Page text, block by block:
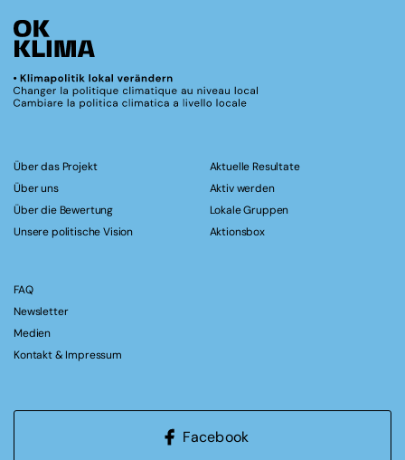
Über das Projekt
Über uns
Über die Bewertung
Unsere politische Vision
Aktuelle Resultate
Aktiv werden
Lokale Gruppen
Aktionsbox
FAQ
Newsletter
Medien
Kontakt & Impressum
Facebook